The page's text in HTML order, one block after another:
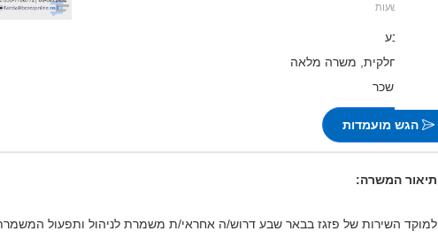
באר שבע
משרה חלקית, משרה מלאה
לא צוין שכר
הגש מועמדות
תיאור המשרה:
למוקד השירות של פזגז בבאר שבע דרוש/ה אחראי/ת משמרת לניהול ותפעול